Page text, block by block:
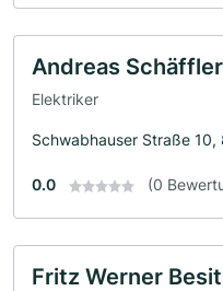
Andreas Schäffler
Elektriker
Schwabhauser Straße 10,
0.0 (0
Fritz Werner